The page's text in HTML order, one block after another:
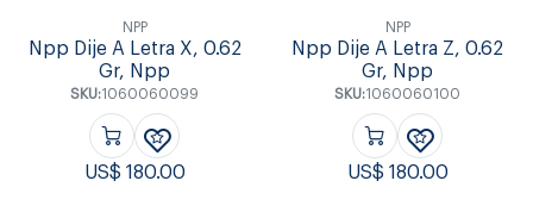
NPP
Npp Dije A Letra X, 0.62
Gr, Npp
SKU:1060060099
US$ 180.00
NPP
Npp Dije A Letra Z, 0.62
Gr, Npp
SKU:1060060100
US$ 180.00